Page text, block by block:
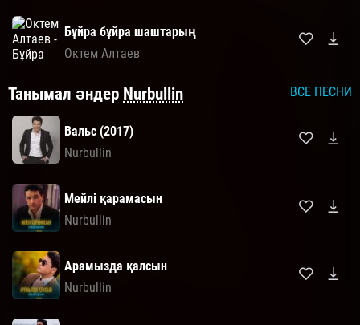
Бұйра бұйра шаштарың
Октем Алтаев
Танымал әндер Nurbullin ВСЕ ПЕСНИ
Вальс (2017)
Nurbullin
Мейлі қарамасын
Nurbullin
Арамызда қалсын
Nurbullin